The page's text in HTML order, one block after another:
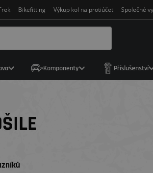
Bikefitting Výkup kol na protiúčet Společné
Komponenty Příslušenství